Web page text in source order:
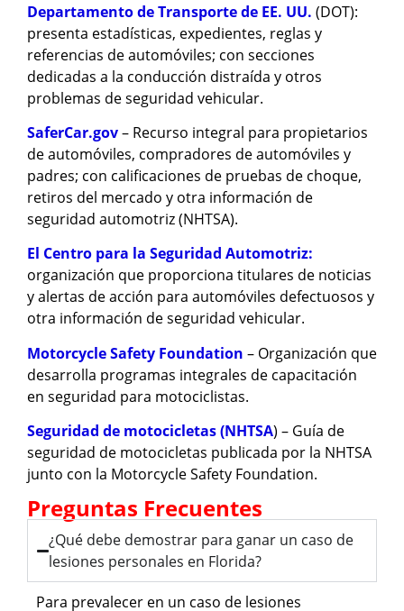
Departamento de Transporte de EE. UU. (DOT):
presenta estadísticas, expedientes, reglas y
referencias de automóviles; con secciones
dedicadas a la conducción distraída y otros
problemas de seguridad vehicular.
SaferCar.gov– Recurso integral para propietarios
de automóviles, compradores de automóviles y
padres; con calificaciones de pruebas de choque,
retiros del mercado y otra información de
seguridad automotriz (NHTSA).
El Centro para la Seguridad Automotriz:
organización que proporciona titulares de noticias
y alertas de acción para automóviles defectuosos y
otra información de seguridad vehicular.
Motorcycle Safety Foundation – Organización que
desarrolla programas integrales de capacitación
en seguridad para motociclistas.
Seguridad de motocicletas (NHTSA) – Guía de
seguridad de motocicletas publicada por la NHTSA
junto con la Motorcycle Safety Foundation.
Preguntas Frecuentes
¿Qué debe demostrar para ganar un caso de
lesiones personales en Florida?
Para prevalecer en un caso de lesiones